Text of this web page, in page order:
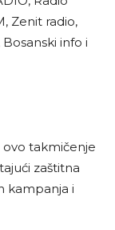
Zenit radio,
info i
takmičenje
zaštitna
kampanja i